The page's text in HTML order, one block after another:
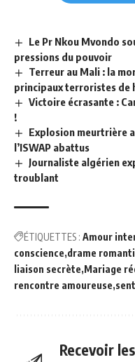
Le Pr Nkou Mvondo
pressions du pouvoir
Terreur au Mali : la
principaux terroristes de
Victoire écrasante :
!
Explosion meurtrière
l’ISWAP abattus
Journaliste algérien
troublant
ÉTIQUETTES : Amour
conscience drame
liaison secrète Mariage
rencontre amoureuse
Recevoir